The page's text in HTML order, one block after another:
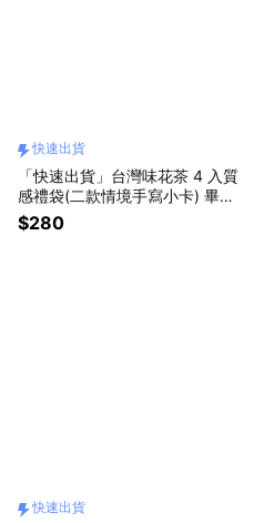
快速出貨
「快速出貨」台灣味花茶 4 入質
感禮袋(二款情境手寫小卡) 畢業
禮物 交換禮物
$280
快速出貨